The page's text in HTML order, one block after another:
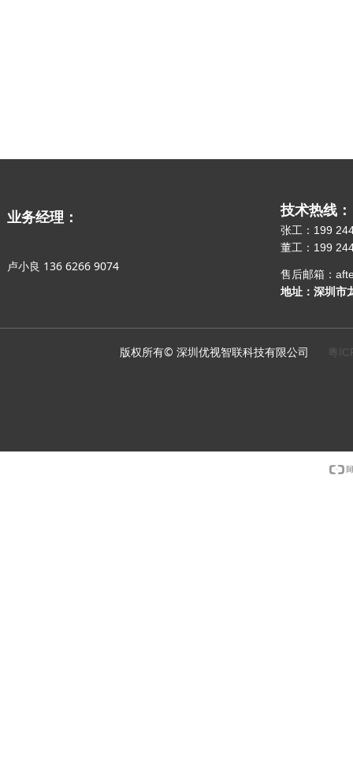
技术热线：
张工：199
董工：199
售后邮箱：
地址：深圳市
业务经理：
卢小良 136 6266 9074
版权所有© 深圳优视智联科技有限公司 粤